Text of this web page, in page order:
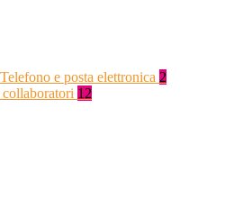
Telefono e posta elettronica 2
12